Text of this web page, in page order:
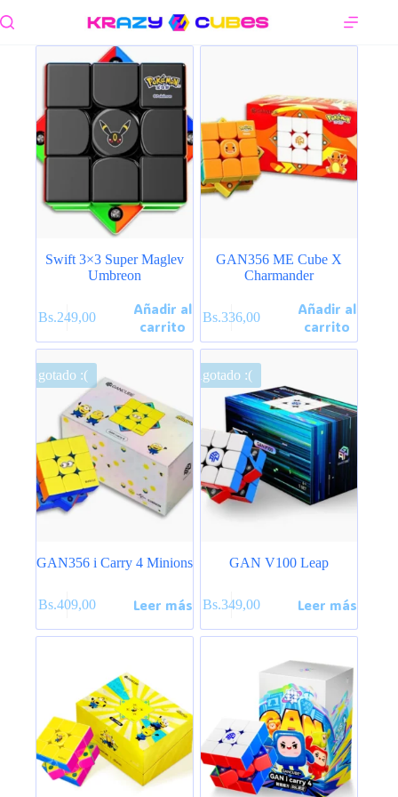
al
Swift 3×3 Super Maglev
Umbreon
Bs.249,00
Añadir al
carrito
GAN356 ME Cube X
Charmander
Bs.336,00
Añadir al
carrito
Agotado :(
GAN356 i Carry 4 Minions
Bs.409,00 Leer más
Agotado :(
GAN V100 Leap
Bs.349,00 Leer más